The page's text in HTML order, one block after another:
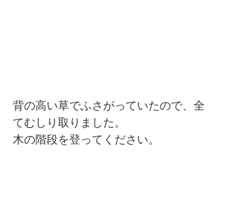
背の高い草でふさがっていたので、全
てむしり取りました。
木の階段を登ってください。